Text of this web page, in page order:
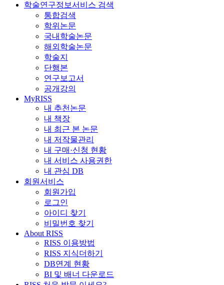
학술연구정보서비스 검색
통합검색
학위논문
국내학술논문
해외학술논문
학술지
단행본
연구보고서
공개강의
MyRISS
내 추천논문
내 책장
내 최근 본 논문
내 저작물관리
내 구매·신청 현황
내 서비스 사용권한
내 관심 DB
회원서비스
회원가입
로그인
아이디 찾기
비밀번호 찾기
About RISS
RISS 이용방법
RISS 지식더하기
DB연계 현황
BI 및 배너 다운로드